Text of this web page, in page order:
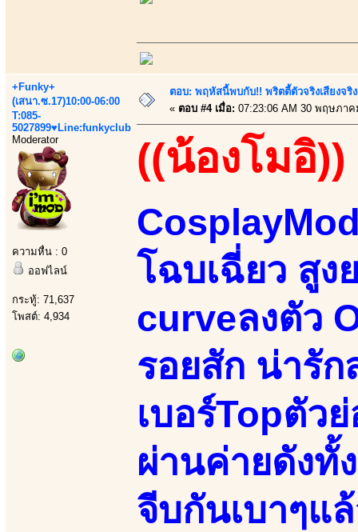
+Funky+
(เสนา.ซ.17)10:00-06:00
T:085-
5027899♥Line:funkyclub
Moderator
ความหื่น : 0
ออฟไลน์
กระทู้: 71,637
โพสต์: 4,934
ตอบ: พฤหัสนี้พบกับ!! พริตตี้ตัวจริงเสียงจ
« ตอบ #4 เมื่อ: 07:23:06 AM 30 พฤษภาค
((น้องโมอิ))
โฉบเฉี่ยว สูง
curveลงตัว
รอยสัก น่ารั
เบอร์Topตัว
ผ่านค่ายดังทั้
จีบกันเบาๆแ